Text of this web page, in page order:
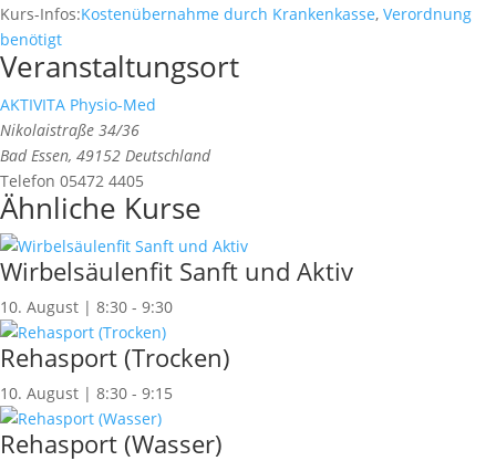
Kurs-Infos:Kostenübernahme durch Krankenkasse, Verordnung
benötigt
Veranstaltungsort
AKTIVITA Physio-Med
Nikolaistraße 34/36
Bad Essen, 49152 Deutschland
Telefon 05472 4405
Ähnliche Kurse
Wirbelsäulenfit Sanft und Aktiv
10. August | 8:30 - 9:30
Rehasport (Trocken)
10. August | 8:30 - 9:15
Rehasport (Wasser)